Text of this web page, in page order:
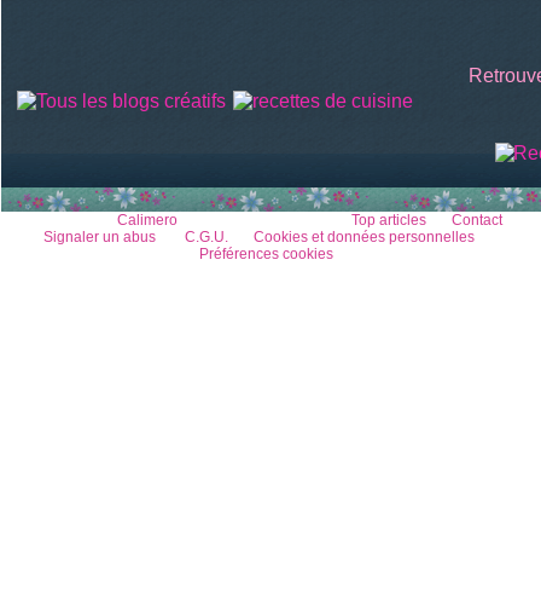
Voir le profil deCalimero Top articles
Contact
Signaler un abus
C.G.U.
Cookies et données personnelles
Préférences cookies